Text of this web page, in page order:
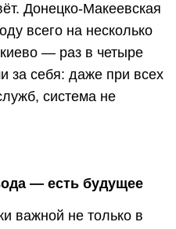
Донецко-Макеевская
всего на несколько
— раз в четыре
за себя: даже при всех
система не
— есть будущее
важной не только в